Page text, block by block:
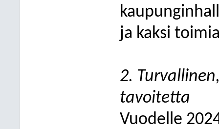
ja kaksi
2.
tavoitetta
Vuodelle